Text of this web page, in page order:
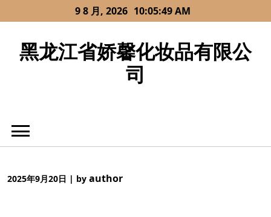
to
9 8 月, 2026 10:05:49 AM
黑龙江省娇馨化妆品有限公
司
2025年9月20日 | by author